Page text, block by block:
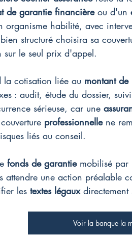
de garantie financière ou d'un
organisme habilité, avec
bien structuré choisira sa
sur le seul prix d'appel.
cotisation liée au montant
: audit, étude du dossier,
sérieuse, car une
professionnelle ne
liés au conseil.
fonds de garantie mobilisé par
attendre une action préalable
les textes légaux directement
Voir la banque la